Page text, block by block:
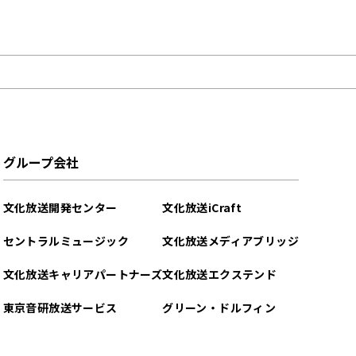
グループ会社
文化放送開発センター
セントラルミュージック
文化放送キャリアパートナーズ
東京音研放送サービス
文化放送iCraft
文化放送メディアブリッジ
文化放送エクステンド
グリーン・ドルフィン